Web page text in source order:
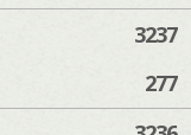
3237
277